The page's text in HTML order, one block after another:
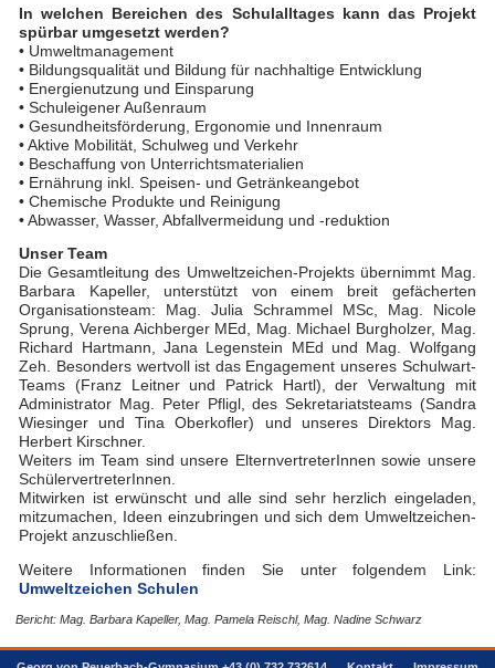
In welchen Bereichen des Schulalltages kann das Projekt
spürbar umgesetzt werden?
• Umweltmanagement
• Bildungsqualität und Bildung für nachhaltige Entwicklung
• Energienutzung und Einsparung
• Schuleigener Außenraum
• Gesundheitsförderung, Ergonomie und Innenraum
• Aktive Mobilität, Schulweg und Verkehr
• Beschaffung von Unterrichtsmaterialien
• Ernährung inkl. Speisen- und Getränkeangebot
• Chemische Produkte und Reinigung
• Abwasser, Wasser, Abfallvermeidung und -reduktion
Unser Team
Die Gesamtleitung des Umweltzeichen-Projekts übernimmt Mag.
Barbara Kapeller, unterstützt von einem breit gefächerten
Organisationsteam: Mag. Julia Schrammel MSc, Mag. Nicole
Sprung, Verena Aichberger MEd, Mag. Michael Burgholzer, Mag.
Richard Hartmann, Jana Legenstein MEd und Mag. Wolfgang
Zeh. Besonders wertvoll ist das Engagement unseres Schulwart-
Teams (Franz Leitner und Patrick Hartl), der Verwaltung mit
Administrator Mag. Peter Pfligl, des Sekretariatsteams (Sandra
Wiesinger und Tina Oberkofler) und unseres Direktors Mag.
Herbert Kirschner.
Weiters im Team sind unsere ElternvertreterInnen sowie unsere
SchülervertreterInnen.
Mitwirken ist erwünscht und alle sind sehr herzlich eingeladen,
mitzumachen, Ideen einzubringen und sich dem Umweltzeichen-
Projekt anzuschließen.
Weitere Informationen finden Sie unter folgendem Link:
Umweltzeichen Schulen
Bericht: Mag. Barbara Kapeller, Mag. Pamela Reischl, Mag. Nadine Schwarz